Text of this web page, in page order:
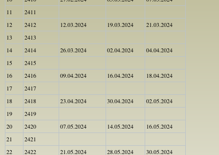
11
2411
12
2412 12.03.2024 19.03.2024
21.03.2024
13
2413
14
2414 26.03.2024 02.04.2024
04.04.2024
15
2415
16
2416 09.04.2024 16.04.2024
18.04.2024
17
2417
18
2418 23.04.2024 30.04.2024
02.05.2024
19
2419
20
2420 07.05.2024 14.05.2024
16.05.2024
21
2421
22
2422 21.05.2024 28.05.2024
30.05.2024